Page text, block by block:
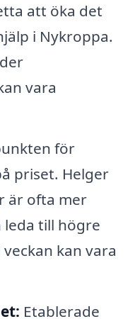
att öka det
i Nykroppa.
vara
för
priset. Helger
är ofta mer
till högre
kan vara
Etablerade